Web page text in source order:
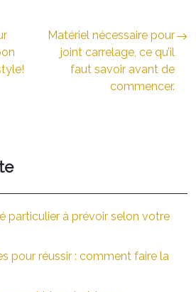
Matériel nécessaire pour
joint carrelage, ce qu’il
faut savoir avant de
commencer.
particulier à prévoir selon votre
pour réussir : comment faire la